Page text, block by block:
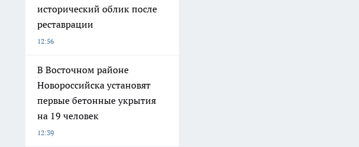
исторический облик после
реставрации
12:56
В Восточном районе
Новороссийска установят
первые бетонные укрытия
на 19 человек
12:39